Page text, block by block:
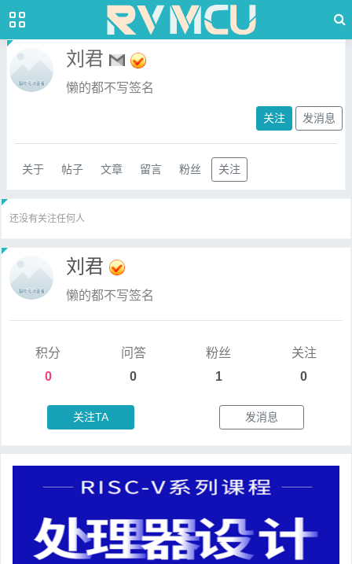
刘君
懒的都不写签名
关注 发消息
关于 帖子 文章 留言 粉丝 关注
还没有关注任何人
刘君
懒的都不写签名
积分
0
问答
0
粉丝
1
关注
0
关注TA 发消息